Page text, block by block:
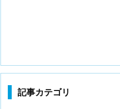
記事カテゴリ